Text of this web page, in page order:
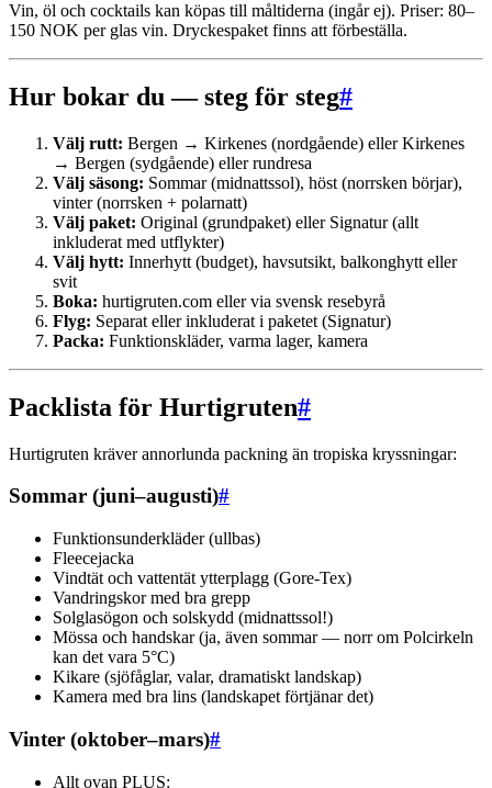
Vin, öl och cocktails kan köpas till måltiderna (ingår ej). Priser: 80–
150 NOK per glas vin. Dryckespaket finns att förbeställa.
Hur bokar du — steg för steg#
Välj rutt: Bergen → Kirkenes (nordgående) eller Kirkenes
→ Bergen (sydgående) eller rundresa
Välj säsong: Sommar (midnattssol), höst (norrsken börjar),
vinter (norrsken + polarnatt)
Välj paket: Original (grundpaket) eller Signatur (allt
inkluderat med utflykter)
Välj hytt: Innerhytt (budget), havsutsikt, balkonghytt eller
svit
Boka: hurtigruten.com eller via svensk resebyrå
Flyg: Separat eller inkluderat i paketet (Signatur)
Packa: Funktionskläder, varma lager, kamera
Packlista för Hurtigruten#
Hurtigruten kräver annorlunda packning än tropiska kryssningar:
Sommar (juni–augusti)#
Funktionsunderkläder (ullbas)
Fleecejacka
Vindtät och vattentät ytterplagg (Gore-Tex)
Vandringskor med bra grepp
Solglasögon och solskydd (midnattssol!)
Mössa och handskar (ja, även sommar — norr om Polcirkeln
kan det vara 5°C)
Kikare (sjöfåglar, valar, dramatiskt landskap)
Kamera med bra lins (landskapet förtjänar det)
Vinter (oktober–mars)#
Allt ovan PLUS: